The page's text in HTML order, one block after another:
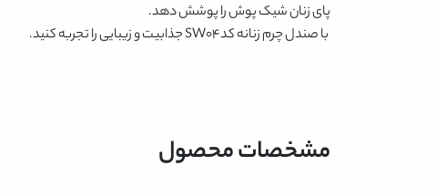
پای زنان شیک پوش را پوشش دهد.
باصندل چرم زنانه کدSW04 جذابیت و زیبایی را تجربه کنید.
مشخصات محصول